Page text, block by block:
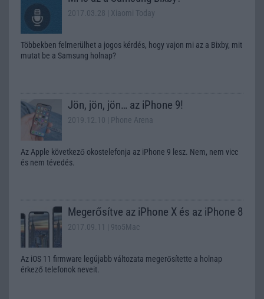
2017.03.28 | Xiaomi Today
Többekben felmerülhet a jogos kérdés, hogy vajon mi az a Bixby, mit
mutat be a Samsung holnap?
Jön, jön, jön… az iPhone 9!
2019.12.10 | Phone Arena
Az Apple következő okostelefonja az iPhone 9 lesz. Nem, nem vicc
és nem tévedés.
Megerősítve az iPhone X és az iPhone 8
2017.09.11 | 9to5Mac
Az iOS 11 firmware legújabb változata megerősítette a holnap
érkező telefonok neveit.